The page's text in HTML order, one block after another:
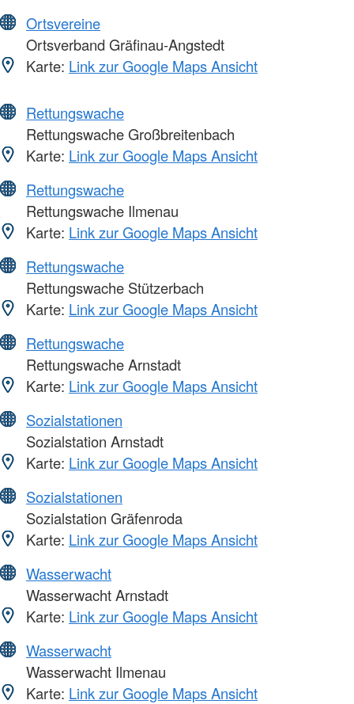
Ortsvereine
Ortsverband Gräfinau-Angstedt
Karte: Link zur Google Maps Ansicht
Rettungswache
Rettungswache Großbreitenbach
Karte: Link zur Google Maps Ansicht
Rettungswache
Rettungswache Ilmenau
Karte: Link zur Google Maps Ansicht
Rettungswache
Rettungswache Stützerbach
Karte: Link zur Google Maps Ansicht
Rettungswache
Rettungswache Arnstadt
Karte: Link zur Google Maps Ansicht
Sozialstationen
Sozialstation Arnstadt
Karte: Link zur Google Maps Ansicht
Sozialstationen
Sozialstation Gräfenroda
Karte: Link zur Google Maps Ansicht
Wasserwacht
Wasserwacht Arnstadt
Karte: Link zur Google Maps Ansicht
Wasserwacht
Wasserwacht Ilmenau
Karte: Link zur Google Maps Ansicht